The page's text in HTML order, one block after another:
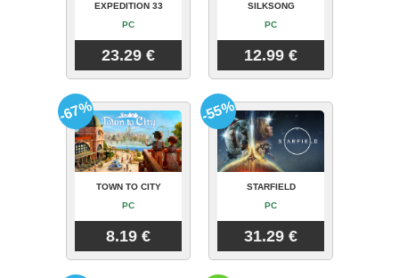
EXPEDITION 33
PC
23.29 €
SILKSONG
PC
12.99 €
TOWN TO CITY
PC
8.19 €
-67%
STARFIELD
PC
31.29 €
-55%